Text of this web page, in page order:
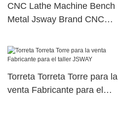
CNC Lathe Machine Bench
Metal Jsway Brand CNC
Torreta Torreta Torre para la
venta Fabricante para el